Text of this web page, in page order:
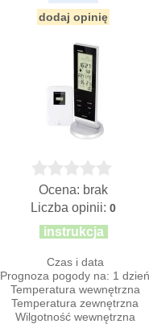
dodaj opinię
Ocena: brak
Liczba opinii:0
instrukcja
Czas i data
Prognoza pogody na: 1 dzień
Temperatura wewnętrzna
Temperatura zewnętrzna
Wilgotność wewnętrzna